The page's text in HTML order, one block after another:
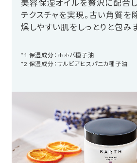
美容保湿オイルを贅沢に配合
テクスチャを実現。古い角質を
燥しやすい肌をしっとりと包みま
*1 保湿成分：ホホバ種子油
*2 保湿成分：サルビアヒスパニカ種子油